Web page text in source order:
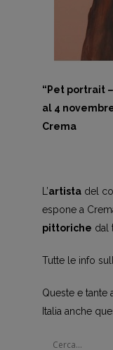
“Pet portrait
al 4
Crema
L’artistadel
espone a
pittoriche dal
Tutte le info
Queste e tante
Italia anche